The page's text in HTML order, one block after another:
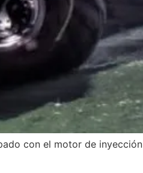
con el motor de inyección